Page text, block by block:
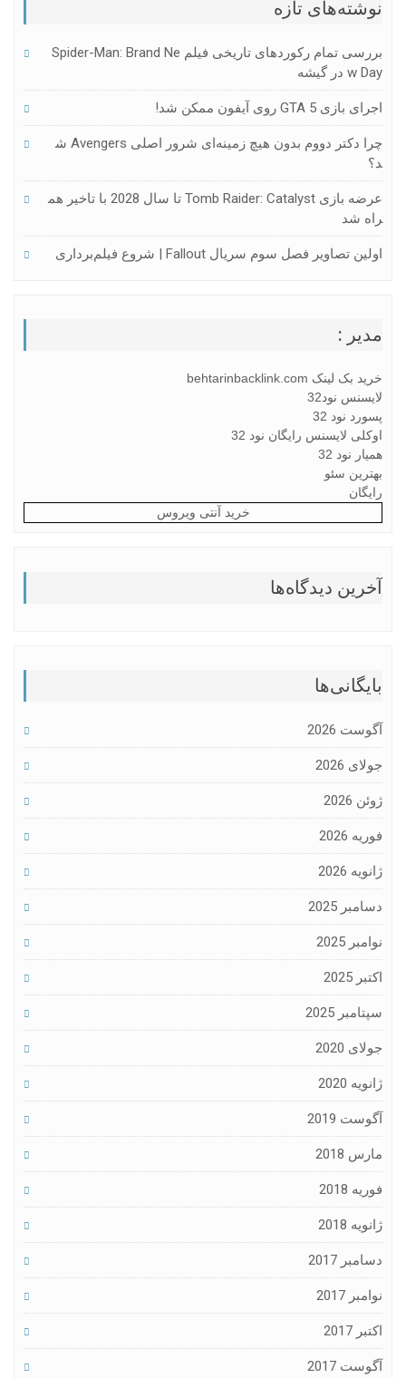
نوشته‌های تازه
بررسی تمام رکوردهای تاریخی فیلم Spider-Man: Brand Ne
W Day در گیشه
اجرای بازی GTA 5 روی آیفون ممکن شد!
چرا دکتر دووم بدون هیچ زمینه‌ای شرور اصلی Avengers ش
د؟
عرضه بازی Tomb Raider: Catalyst تا سال 2028 با تاخیر هم
راه شد
اولین تصاویر فصل سوم سریال Fallout | شروع فیلم‌برداری
مدیر :
خرید بک لینک behtarinbacklink.com
لایسنس نود32
پسورد نود 32
اوکلی لایسنس رایگان نود 32
همیار نود 32
بهترین سئو
رایگان
خرید آنتی ویروس
آخرین دیدگاه‌ها
بایگانی‌ها
آگوست 2026
جولای 2026
ژوئن 2026
فوریه 2026
ژانویه 2026
دسامبر 2025
نوامبر 2025
اکتبر 2025
سپتامبر 2025
جولای 2020
ژانویه 2020
آگوست 2019
مارس 2018
فوریه 2018
ژانویه 2018
دسامبر 2017
نوامبر 2017
اکتبر 2017
آگوست 2017